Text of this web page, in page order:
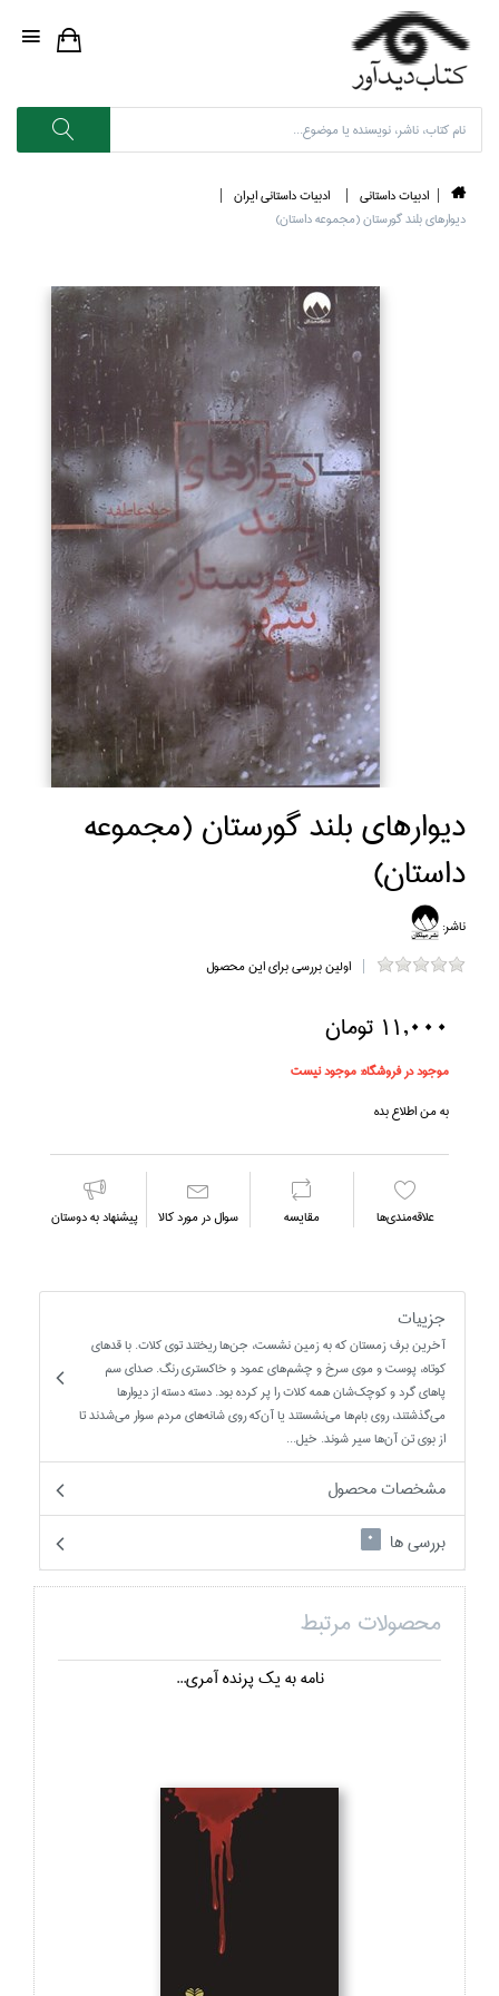
ادبيات داستاني
ادبيات داستاني ايران
ديوارهاي بلند گورستان (مجموعه داستان)
ديوارهاي بلند گورستان (مجموعه
داستان)
ناشر:
اولین بررسی برای این محصول
11,000 تومان
موجود در فروشگاه:موجود نیست
به من اطلاع بده
علاقه‌مندي‌ها مقايسه سوال در مورد كالا پیشنهاد به دوستان
جزییات
آخرين برف زمستان كه به زمين نشست، جن‌ها ريختند توي كلات. با قدهاي
كوتاه، پوست و موي سرخ و چشم‌هاي عمود و خاكستري رنگ. صداي سم
پاهاي گرد و كوچك‌شان همه كلات را پر كرده بود. دسته دسته از ديوارها
مي‌گذشتند، روي بام‌ها مي‌نشستند يا آن‌كه روي شانه‌هاي مردم سوار مي‌شدند تا
از بوي تن آن‌ها سير شوند. خيل...
مشخصات محصول
بررسی ها
0
محصولات مرتبط
نامه به يك پرنده آمري...